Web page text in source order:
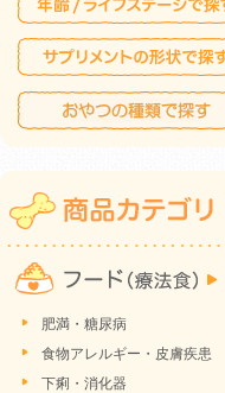
肥満・糖尿病
食物アレルギー・皮膚疾患
下痢・消化器